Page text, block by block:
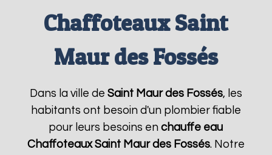
Chaffoteaux Saint
Maur des Fossés
Dans la ville de Saint Maur des Fossés, les
habitants ont besoin d'un plombier fiable
pour leurs besoins enchauffe eau
Chaffoteaux Saint Maur des Fossés. Notre